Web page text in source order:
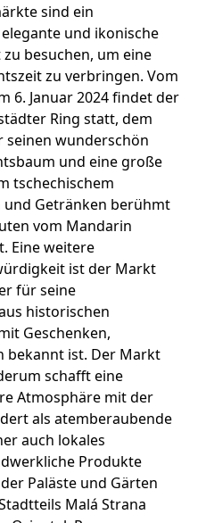
sind ein
und ikonische
besuchen, um eine
zu verbringen. Vom
6. Januar 2024 findet der
Ring statt, dem
seinen wunderschön
und eine große
tschechischem
und Getränken berühmt
vom Mandarin
Eine weitere
ist der Markt
für seine
historischen
Geschenken,
bekannt ist. Der Markt
schafft eine
Atmosphäre mit der
als atemberaubende
auch lokales
Produkte
Paläste und Gärten
Malá Strana